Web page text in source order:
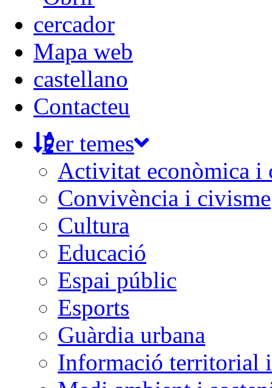
Mapa web
castellano
Contacteu
Per temes
Activitat econòmica i
Convivència i civisme
Cultura
Educació
Espai públic
Esports
Guàrdia urbana
Informació territorial